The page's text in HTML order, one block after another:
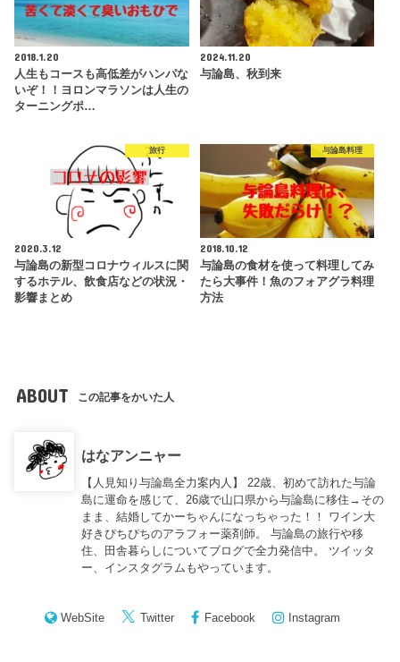
2018.1.20
人生もコースも高低差がハンパな
いぞ！！ヨロンマラソンは人生の
ターニングポ…
2024.11.20
与論島、秋到来
旅行
2020.3.12
与論島の新型コロナウィルスに関
するホテル、飲食店などの状況・
影響まとめ
与論島料理
2018.10.12
与論島の食材を使って料理してみ
たら大事件！魚のフォアグラ料理
方法
ABOUT この記事をかいた人
はなアンニャー
【人見知り与論島全力案内人】 22歳、初めて訪れた与論
島に運命を感じて、26歳で山口県から与論島に移住→その
まま、結婚してかーちゃんになっちゃった！！ ワイン大
好きぴちぴちのアラフォー薬剤師。 与論島の旅行や移
住、田舎暮らしについてブログで全力発信中。 ツイッタ
ー、インスタグラムもやっています。
WebSite Twitter Facebook Instagram